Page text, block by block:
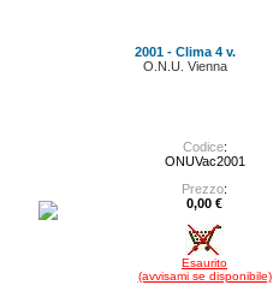
2001 - Clima 4 v.
O.N.U. Vienna
Codice:
ONUVac2001
Prezzo:
0,00 €
Esaurito
(avvisami se disponibile)